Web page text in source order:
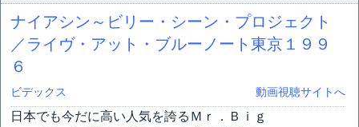
ナイアシン～ビリー・シーン・プロジェクト
／ライヴ・アット・ブルーノート東京１９９
６
ビデックス 動画視聴サイトへ
日本でも今だに高い人気を誇るＭｒ．Ｂｉｇ